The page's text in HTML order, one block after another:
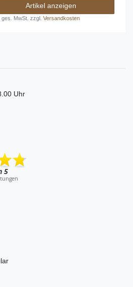
Artikel anzeigen
ges. MwSt. zzgl.Versandkosten
Uhr